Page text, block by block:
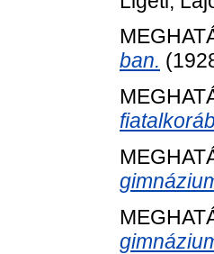
ban.